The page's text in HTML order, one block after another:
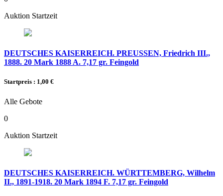
Auktion Startzeit
DEUTSCHES KAISERREICH. PREUSSEN, Friedrich III.,
1888. 20 Mark 1888 A. 7,17 gr. Feingold
Startpreis : 1,00 €
Alle Gebote
0
Auktion Startzeit
DEUTSCHES KAISERREICH. WÜRTTEMBERG, Wilhelm
II., 1891-1918. 20 Mark 1894 F. 7,17 gr. Feingold